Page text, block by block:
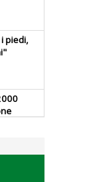
piedi,